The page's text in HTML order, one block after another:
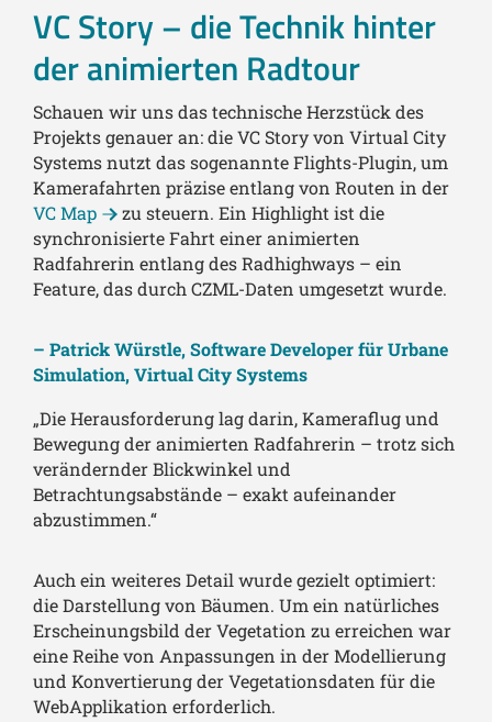
VC Story – die Technik hinter
der animierten Radtour
Schauen wir uns das technische Herzstück des
Projekts genauer an: die VC Story von Virtual City
Systems nutzt das sogenannte Flights-Plugin, um
Kamerafahrten präzise entlang von Routen in der
VC Map
zu steuern. Ein Highlight ist die
synchronisierte Fahrt einer animierten
Radfahrerin entlang des Radhighways – ein
Feature, das durch CZML-Daten umgesetzt wurde.
– Patrick Würstle, Software Developer für Urbane
Simulation, Virtual City Systems
„Die Herausforderung lag darin, Kameraflug und
Bewegung der animierten Radfahrerin – trotz sich
verändernder Blickwinkel und
Betrachtungsabstände – exakt aufeinander
abzustimmen.“
Auch ein weiteres Detail wurde gezielt optimiert:
die Darstellung von Bäumen. Um ein natürliches
Erscheinungsbild der Vegetation zu erreichen war
eine Reihe von Anpassungen in der Modellierung
und Konvertierung der Vegetationsdaten für die
WebApplikation erforderlich.